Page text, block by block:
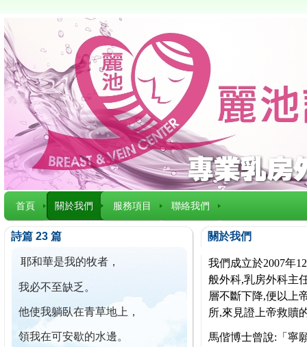
首頁 關於我們 服務項目 聯絡我們
詩篇 23 篇
耶和華是我的牧者，
我必不至缺乏。
他使我躺臥在青草地上，
領我在可安歇的水邊。
關於我們
我們成立於2007年
般外科,乳房外科主
層不斷下降,便以上
所,來見證上帝救贖
馬偕博士曾說:「寧